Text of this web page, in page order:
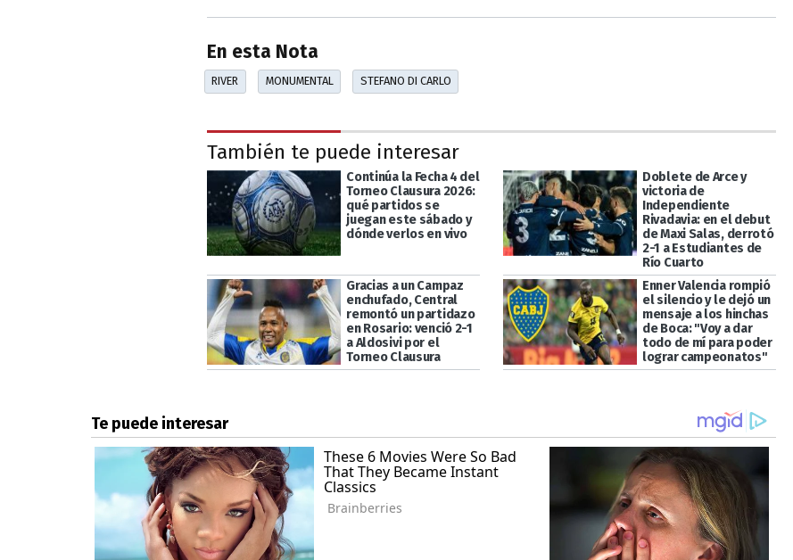
En esta Nota
RIVER MONUMENTAL STEFANO DI CARLO
También te puede interesar
Continúa la Fecha 4 del
Torneo Clausura 2026:
qué partidos se
juegan este sábado y
dónde verlos en vivo
Doblete de Arce y
victoria de
Independiente
Rivadavia: en el debut
de Maxi Salas, derrotó
2-1 a Estudiantes de
Río Cuarto
Gracias a un Campaz
enchufado, Central
remontó un partidazo
en Rosario: venció 2-1
a Aldosivi por el
Torneo Clausura
Enner Valencia rompió
el silencio y le dejó un
mensaje a los hinchas
de Boca: "Voy a dar
todo de mí para poder
lograr campeonatos"